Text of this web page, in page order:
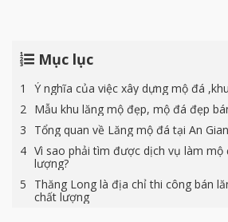
Mục lục
Ý nghĩa của việc xây dựng mộ đá
Mẫu khu lăng mộ đẹp, mộ đá đẹp
Tổng quan về Lăng mộ đá tại An
Vì sao phải tìm được dịch vụ làm mộ
lượng?
Thăng Long là địa chỉ thi công bán
chất lượng